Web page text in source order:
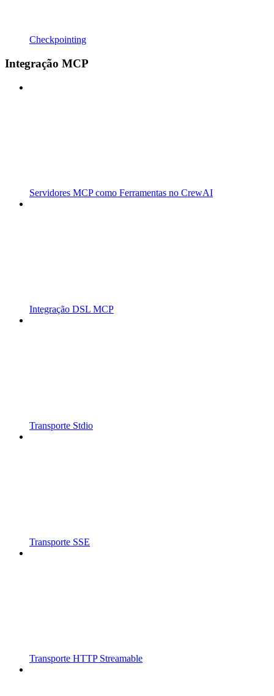
Checkpointing
Integração MCP
Servidores MCP como Ferramentas no CrewAI
Integração DSL MCP
Transporte Stdio
Transporte SSE
Transporte HTTP Streamable